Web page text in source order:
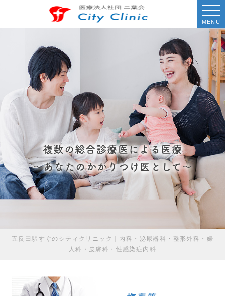
MENU
複数の総合診療医による医療
〜あなたのかかりつけ医として〜
五反田駅すぐのシティクリニック｜内科・泌尿器科・整形外科・婦
人科・皮膚科・性感染症内科